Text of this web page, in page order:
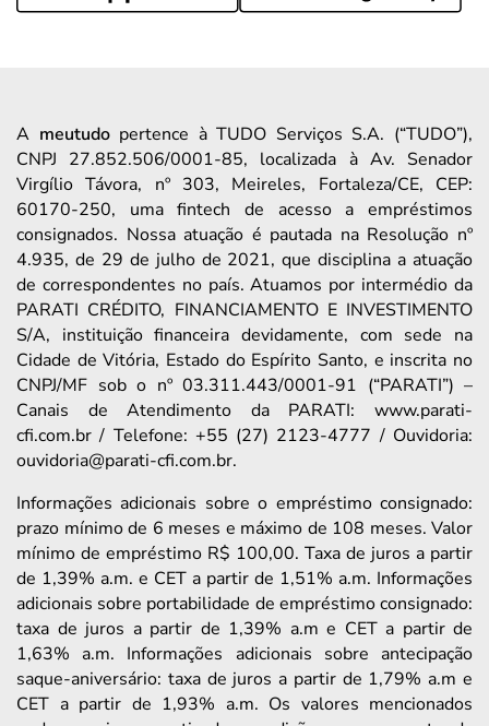
A meutudopertence à TUDO Serviços S.A. (“TUDO”),
CNPJ 27.852.506/0001-85, localizada à Av. Senador
Virgílio Távora, nº 303, Meireles, Fortaleza/CE, CEP:
60170-250, uma fintech de acesso a empréstimos
consignados. Nossa atuação é pautada na Resolução nº
4.935, de 29 de julho de 2021, que disciplina a atuação
de correspondentes no país. Atuamos por intermédio da
PARATI CRÉDITO, FINANCIAMENTO E INVESTIMENTO
S/A, instituição financeira devidamente, com sede na
Cidade de Vitória, Estado do Espírito Santo, e inscrita no
CNPJ/MF sob o nº 03.311.443/0001-91 (“PARATI”) –
Canais de Atendimento da PARATI: www.parati-
cfi.com.br / Telefone: +55 (27) 2123-4777 / Ouvidoria:
ouvidoria@parati-cfi.com.br.
Informações adicionais sobre o empréstimo consignado:
prazo mínimo de 6 meses e máximo de 108 meses. Valor
mínimo de empréstimo R$ 100,00. Taxa de juros a partir
de 1,39% a.m. e CET a partir de 1,51% a.m. Informações
adicionais sobre portabilidade de empréstimo consignado:
taxa de juros a partir de 1,39% a.m e CET a partir de
1,63% a.m. Informações adicionais sobre antecipação
saque-aniversário: taxa de juros a partir de 1,79% a.m e
CET a partir de 1,93% a.m. Os valores mencionados